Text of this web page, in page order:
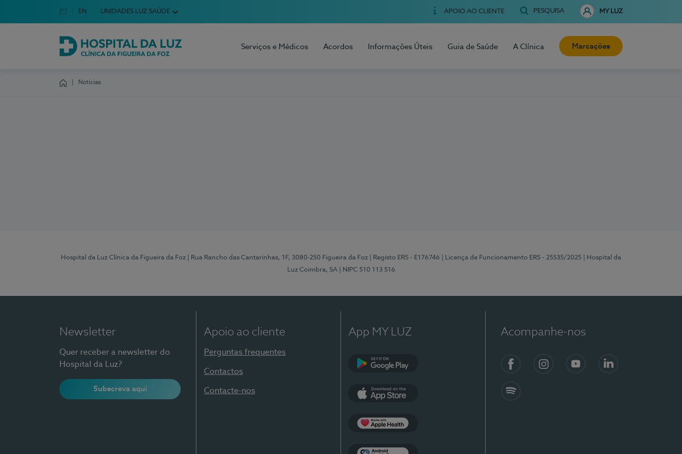
Escolha o seu idioma
Idioma em Português
PT English Language
EN UNIDADES LUZ SAÚDE APOIO AO CLIENTE PESQUISA MY LUZ
Hospital da Luz Clínica da Figueira da Foz
Serviços e Médicos Acordos Informações Úteis Guia de Saúde A Clínica Marcações
Notícias
Hospital da Luz Clínica da Figueira da Foz | Rua Rancho das Cantarinhas, 1F, 3080-250 Figueira da Foz | Registo ERS - E176746 | Licença de Funcionamento ERS - 25535/2025
| Hospital da
Luz Coimbra, SA
| NIPC 510 113 516
Newsletter
Quer receber a newsletter do
Hospital da Luz?
Subscreva aqui
Apoio ao cliente
Perguntas frequentes
Contactos
Contacte-nos
App MY LUZ Acompanhe-nos